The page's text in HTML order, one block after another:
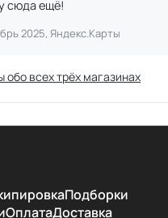
сюда ещё!
2025, Яндекс.Карты
обо всех трёх магазинах
Подборки
ОплатаДоставка